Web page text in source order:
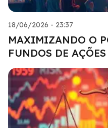
18/06/2026 - 23:37
MAXIMIZANDO O
FUNDOS DE